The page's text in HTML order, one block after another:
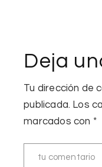
Deja
Tu dirección de
publicada. Los
marcados con *